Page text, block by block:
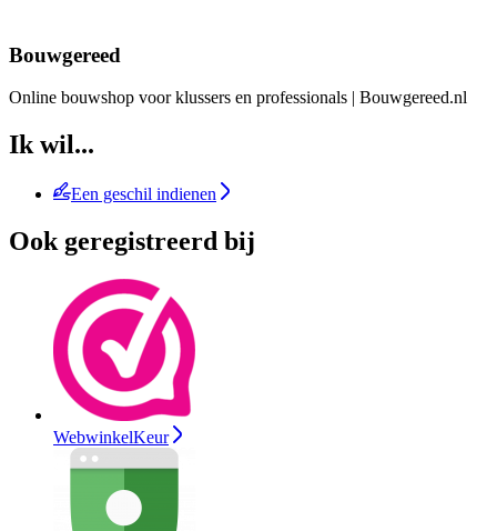
Bouwgereed
Online bouwshop voor klussers en professionals | Bouwgereed.nl
Ik wil...
Een geschil indienen
Ook geregistreerd bij
WebwinkelKeur